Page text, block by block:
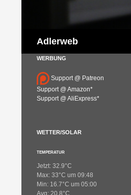
Adlerweb
WERBUNG
Support @ Patreon
Support @ Amazon*
Support @ AliExpress*
WETTER/SOLAR
TEMPERATUR
Jetzt: 32.9°C
Max: 33°C um 09:48
Min: 16.7°C um 05:00
Avg: 20.8°C